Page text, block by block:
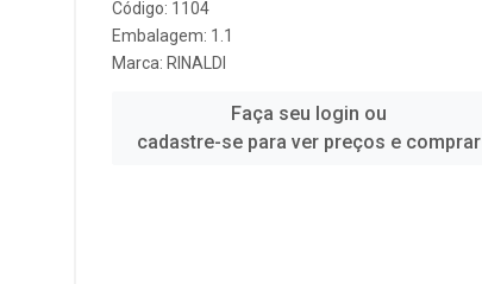
Código: 1104
Embalagem: 1.1
Marca: RINALDI
Faça seu login ou
cadastre-se para ver preços e comprar